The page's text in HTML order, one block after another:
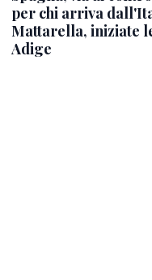
per chi arriva
Mattarella, iniziate
Adige